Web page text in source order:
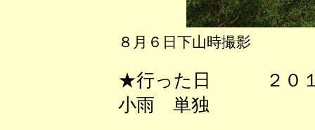
８月６日下山時撮影
★行った日 ２０１
小雨 単独